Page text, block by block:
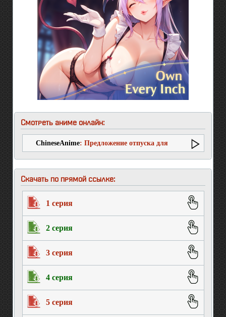
Смотреть аниме онлайн:
ChineseAnime: Предложение отпуска для
скромного дворянина
Скачать по прямой ссылке:
1 серия
2 серия
3 серия
4 серия
5 серия